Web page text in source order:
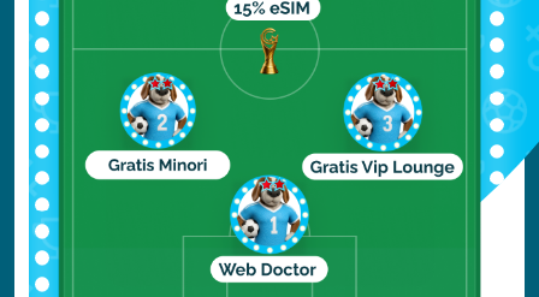
albero di cristallo alto 14 metri al centro
della piazza.
Il mercatino panoramico di Hungerburg offre
una splendida vista della città innevata,
mentre quello di St.Nikolaus è famoso
grazie alla musica tradizionale a fare da
sottofondo e al profumo dei biscotti appena